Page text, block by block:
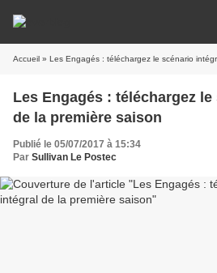
Accueil » Les Engagés : téléchargez le scénario
Les Engagés : téléchargez
de la première saison
Publié le 05/07/2017 à 15:34
Par Sullivan Le Postec